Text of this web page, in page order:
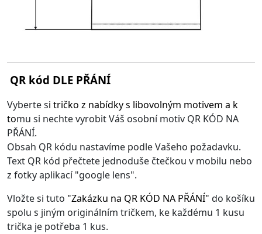
QR kód DLE PŘÁNÍ
Vyberte si tričko z nabídky s libovolným motivem a k
tomu si nechte vyrobit Váš osobní motiv QR KÓD NA
PŘÁNÍ.
Obsah QR kódu nastavíme podle Vašeho požadavku.
Text QR kód přečtete jednoduše čtečkou v mobilu nebo
z fotky aplikací "google lens".
Vložte si tuto "Zakázku na QR KÓD NA PŘÁNÍ" do košíku
spolu s jiným originálním tričkem, ke každému 1 kusu
trička je potřeba 1 kus.